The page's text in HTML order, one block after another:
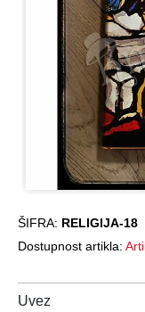
ŠIFRA: RELIGIJA-18
Dostupnost artikla:
Uvez